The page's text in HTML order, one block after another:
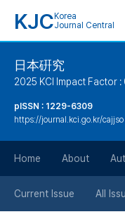
KJC Korea
Journal Central
日本硏究
2025 KCI Impact Factor :
pISSN : 1229-6309
https://journal.kci.go.kr/cajjso
Home About
Current Issue All